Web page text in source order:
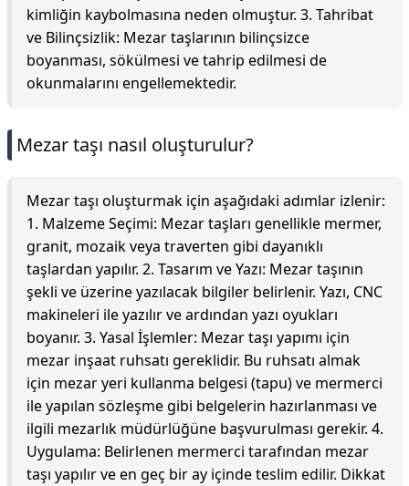
kimliğin kaybolmasına neden olmuştur. 3. Tahribat
ve Bilinçsizlik: Mezar taşlarının bilinçsizce
boyanması, sökülmesi ve tahrip edilmesi de
okunmalarını engellemektedir.
Mezar taşı nasıl oluşturulur?
Mezar taşı oluşturmak için aşağıdaki adımlar izlenir:
1. Malzeme Seçimi: Mezar taşları genellikle mermer,
granit, mozaik veya traverten gibi dayanıklı
taşlardan yapılır. 2. Tasarım ve Yazı: Mezar taşının
şekli ve üzerine yazılacak bilgiler belirlenir. Yazı, CNC
makineleri ile yazılır ve ardından yazı oyukları
boyanır. 3. Yasal İşlemler: Mezar taşı yapımı için
mezar inşaat ruhsatı gereklidir. Bu ruhsatı almak
için mezar yeri kullanma belgesi (tapu) ve mermerci
ile yapılan sözleşme gibi belgelerin hazırlanması ve
ilgili mezarlık müdürlüğüne başvurulması gerekir. 4.
Uygulama: Belirlenen mermerci tarafından mezar
taşı yapılır ve en geç bir ay içinde teslim edilir. Dikkat